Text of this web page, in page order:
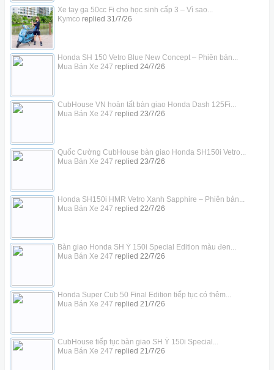
Xe tay ga 50cc Fi cho học sinh cấp 3 – Vì sao...
Kymco replied 31/7/26
Honda SH 150 Vetro Blue New Concept – Phiên bản...
Mua Bán Xe 247 replied 24/7/26
CubHouse VN hoàn tất bàn giao Honda Dash 125Fi...
Mua Bán Xe 247 replied 23/7/26
Quốc Cường CubHouse bàn giao Honda SH150i Vetro...
Mua Bán Xe 247 replied 23/7/26
Honda SH150i HMR Vetro Xanh Sapphire – Phiên bản...
Mua Bán Xe 247 replied 22/7/26
Bàn giao Honda SH Ý 150i Special Edition màu đen...
Mua Bán Xe 247 replied 22/7/26
Honda Super Cub 50 Final Edition tiếp tục có thêm...
Mua Bán Xe 247 replied 21/7/26
CubHouse tiếp tục bàn giao SH Ý 150i Special...
Mua Bán Xe 247 replied 21/7/26